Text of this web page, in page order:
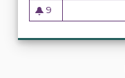
9
9 abonnés